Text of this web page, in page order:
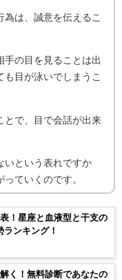
は、誠意を伝えるこ
手の目を見ることは出
目が泳いでしまうこ
とで、目で会話が出来
いという表れですか
ていくのです。
！星座と血液型と干支の
ンキング！
く！無料診断であなたの